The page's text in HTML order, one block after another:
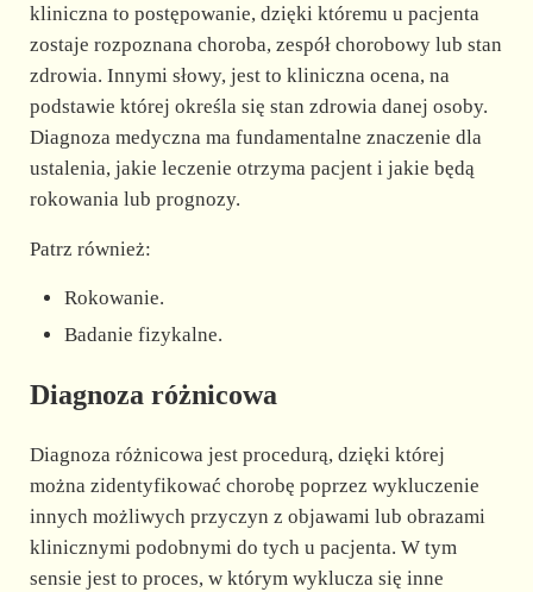
kliniczna to postępowanie, dzięki któremu u pacjenta
zostaje rozpoznana choroba, zespół chorobowy lub stan
zdrowia. Innymi słowy, jest to kliniczna ocena, na
podstawie której określa się stan zdrowia danej osoby.
Diagnoza medyczna ma fundamentalne znaczenie dla
ustalenia, jakie leczenie otrzyma pacjent i jakie będą
rokowania lub prognozy.
Patrz również:
Rokowanie.
Badanie fizykalne.
Diagnoza różnicowa
Diagnoza różnicowa jest procedurą, dzięki której
można zidentyfikować chorobę poprzez wykluczenie
innych możliwych przyczyn z objawami lub obrazami
klinicznymi podobnymi do tych u pacjenta. W tym
sensie jest to proces, w którym wyklucza się inne